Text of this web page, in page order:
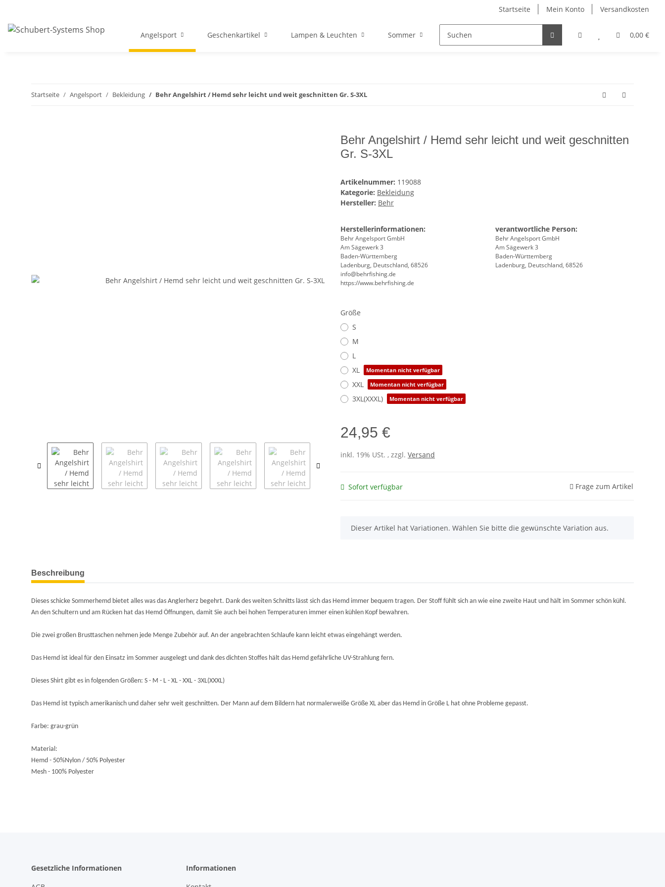
Startseite Mein Konto Versandkosten
0,00 €
Angelsport Geschenkartikel Lampen & Leuchten Sommer Visitenkartenetuis & Zubehör Winter Sonstiges
Startseite Angelsport Bekleidung Behr Angelshirt / Hemd sehr leicht und weit geschnitten Gr. S-3XL
Behr Angelshirt / Hemd sehr leicht und weit geschnitten
Gr. S-3XL
Artikelnummer: 119088
Kategorie: Bekleidung
Hersteller: Behr
Herstellerinformationen:
Behr Angelsport GmbH
Am Sägewerk 3
Baden-Württemberg
Ladenburg, Deutschland, 68526
info@behrfishing.de
https://www.behrfishing.de
verantwortliche Person:
Behr Angelsport GmbH
Am Sägewerk 3
Baden-Württemberg
Ladenburg, Deutschland, 68526
Größe
S
M
L
XL
Momentan nicht verfügbar
XXL Momentan nicht verfügbar
3XL(XXXL) Momentan nicht verfügbar
24,95 €
inkl. 19% USt. , zzgl. Versand
Sofort verfügbar Frage zum Artikel
x
Dieser Artikel hat Variationen. Wählen Sie bitte die gewünschte Variation aus.
Beschreibung
Dieses schicke Sommerhemd bietet alles was das Anglerherz begehrt. Dank des weiten Schnitts lässt sich das Hemd immer bequem tragen. Der Stoff fühlt sich an wie eine zweite Haut und hält im Sommer schön kühl.
An den Schultern und am Rücken hat das Hemd Öffnungen, damit Sie auch bei hohen Temperaturen immer einen kühlen Kopf bewahren.
Die zwei großen Brusttaschen nehmen jede Menge Zubehör auf. An der angebrachten Schlaufe kann leicht etwas eingehängt werden.
Das Hemd ist ideal für den Einsatz im Sommer ausgelegt und dank des dichten Stoffes hält das Hemd gefährliche UV-Strahlung fern.
Dieses Shirt gibt es in folgenden Größen: S - M - L - XL - XXL - 3XL(XXXL)
Das Hemd ist typisch amerikanisch und daher sehr weit geschnitten. Der Mann auf dem Bildern hat normalerweiße Größe XL aber das Hemd in Größe L hat ohne Probleme gepasst.
Farbe: grau-grün
Material:
Hemd - 50%Nylon / 50% Polyester
Mesh - 100% Polyester
Gesetzliche Informationen Informationen